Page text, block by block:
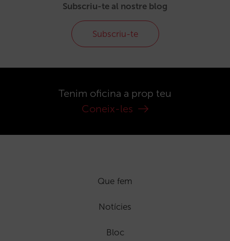
Subscriu-te al nostre blog
Subscriu-te
Tenim oficina a prop teu
Coneix-les
Que fem
Notícies
Bloc